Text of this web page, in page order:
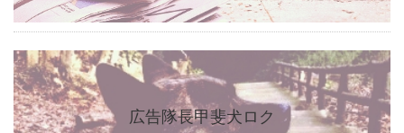
広告隊長甲斐犬ロク